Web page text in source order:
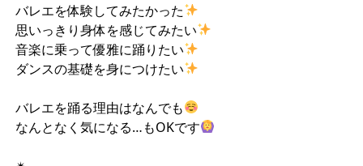
バレエを体験してみたかった
思いっきり身体を感じてみたい
音楽に乗って優雅に踊りたい
ダンスの基礎を身につけたい
バレエを踊る理由はなんでも
なんとなく気になる…もOKです